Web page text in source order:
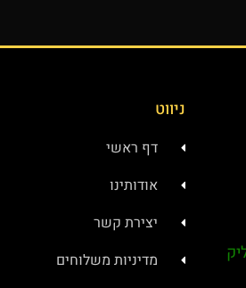
ניווט
דף ראשי
אודותינו
יצירת קשר
מדיניות משלוחים